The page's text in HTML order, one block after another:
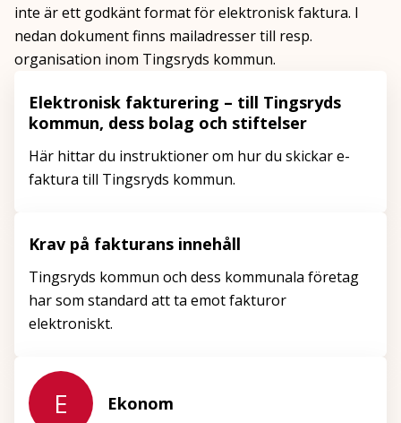
inte är ett godkänt format för elektronisk faktura. I
nedan dokument finns mailadresser till resp.
organisation inom Tingsryds kommun.
Elektronisk fakturering – till Tingsryds
kommun, dess bolag och stiftelser
Här hittar du instruktioner om hur du skickar e-
faktura till Tingsryds kommun.
Krav på fakturans innehåll
Tingsryds kommun och dess kommunala företag
har som standard att ta emot fakturor
elektroniskt.
E Ekonom